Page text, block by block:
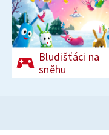
Bludišťáci na
sněhu